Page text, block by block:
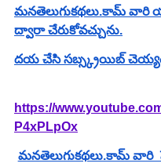
మనతెలుగుకథలు.కామ్ వారి
ద్వారా చేరుకోవచ్చును.
దయ చేసి సబ్స్క్రయిబ్
https://
P4xPLpOx
మనతెలుగుకథలు.కామ్ వారి